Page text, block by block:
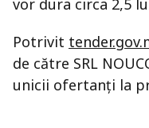
vor dura circa 2,5
Potrivit
de către SRL
unicii ofertanți la